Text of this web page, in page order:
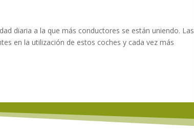
diaria a la que más conductores se están uniendo. Las
en la utilización de estos coches y cada vez más